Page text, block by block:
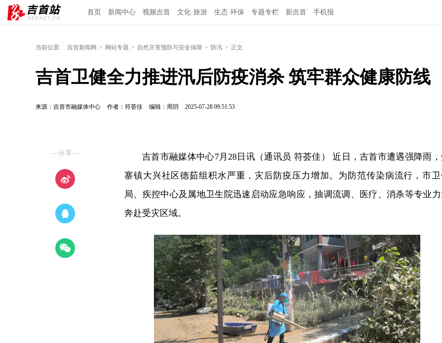
首页 新闻中心 视频吉首 文化·旅游 生态·环保 专题专栏 新吉首 手机报
当前位置: 吉首新闻网 > 网站专题 > 自然灾害预防与安全保障 > 防汛 > 正文
吉首卫健全力推进汛后防疫消杀 筑牢群众健康防线
来源：吉首市融媒体中心 作者：符荟佳 编辑：周玥 2025-07-28 09:51:53
—分享—
吉首市融媒体中心7月28日讯（通讯员 符荟佳） 近日，吉首市遭遇强降雨
寨镇大兴社区德茹组积水严重，灾后防疫压力增加。为防范传染病流行，市
局、疾控中心及属地卫生院迅速启动应急响应，抽调流调、医疗、消杀等专业
奔赴受灾区域。